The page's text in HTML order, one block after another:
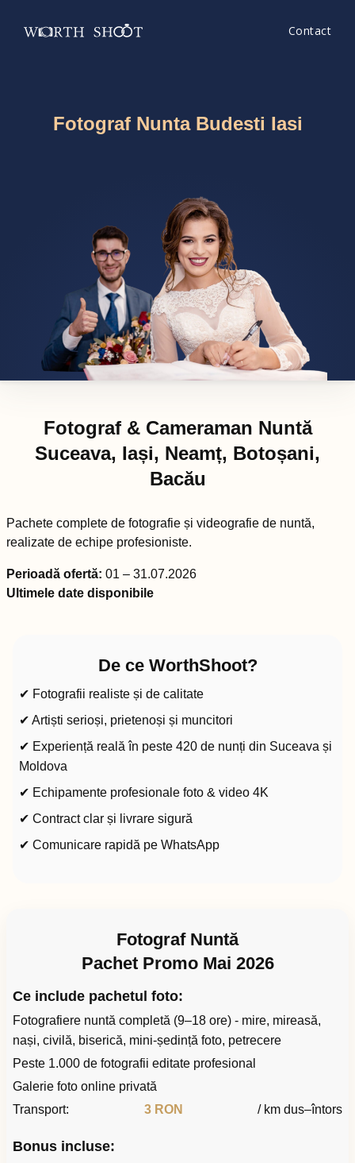
Contact
Fotograf Nunta Budesti Iasi
Fotograf & Cameraman Nuntă
Suceava, Iași, Neamț, Botoșani,
Bacău
Pachete complete de fotografie și videografie de nuntă,
realizate de echipe profesioniste.
Perioadă ofertă: 01 – 31.07.2026
Ultimele date disponibile
De ce WorthShoot?
✔ Fotografii realiste și de calitate
✔ Artiști serioși, prietenoși și muncitori
✔ Experiență reală în peste 420 de nunți din Suceava și
Moldova
✔ Echipamente profesionale foto & video 4K
✔ Contract clar și livrare sigură
✔ Comunicare rapidă pe WhatsApp
Fotograf Nuntă
Pachet Promo Mai 2026
Ce include pachetul foto:
Fotografiere nuntă completă (9–18 ore) - mire, mireasă,
nași, civilă, biserică, mini-ședință foto, petrecere
Peste 1.000 de fotografii editate profesional
Galerie foto online privată
Transport:
3 RON / km dus–întors
Bonus incluse: